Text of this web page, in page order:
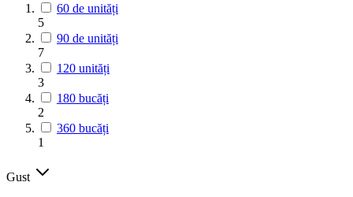
60 de unități
5
90 de unități
7
120 unități
3
180 bucăți
2
360 bucăți
1
Gust